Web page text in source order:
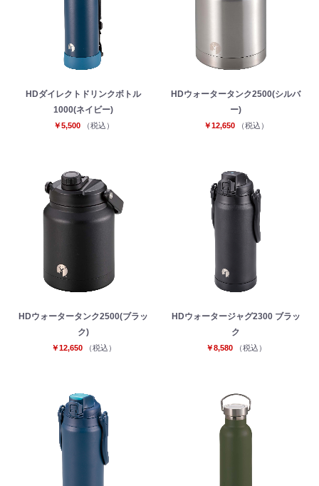
HDダイレクトドリンクボトル
1000(ネイビー)
￥5,500 （税込）
HDウォータータンク2500(シルバ
ー)
￥12,650 （税込）
HDウォータータンク2500(ブラッ
ク)
￥12,650 （税込）
HDウォータージャグ2300 ブラッ
ク
￥8,580 （税込）